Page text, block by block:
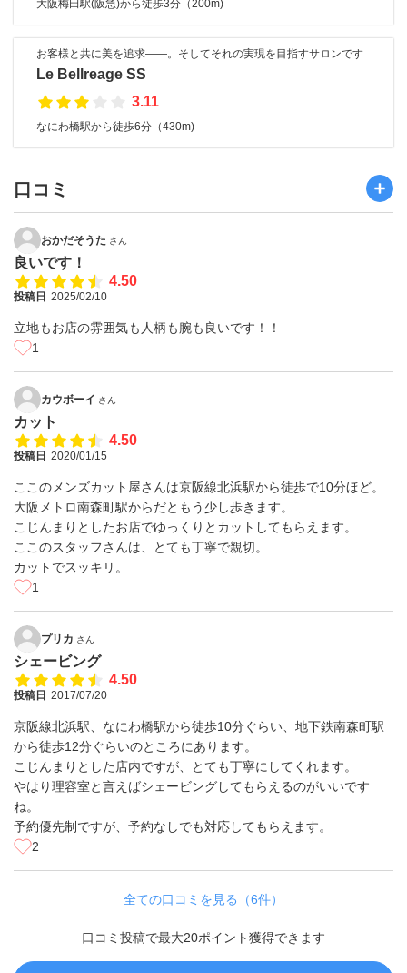
大阪梅田駅(阪急)から徒歩3分（200m)
お客様と共に美を追求――。そしてそれの実現を目指すサロンです
Le Bellreage SS
3.11
なにわ橋駅から徒歩6分（430m)
口コミ
おかだそうた さん
良いです！
4.50
投稿日 2025/02/10
立地もお店の雰囲気も人柄も腕も良いです！！
1
カウボーイ さん
カット
4.50
投稿日 2020/01/15
ここのメンズカット屋さんは京阪線北浜駅から徒歩で10分ほど。
大阪メトロ南森町駅からだともう少し歩きます。
こじんまりとしたお店でゆっくりとカットしてもらえます。
ここのスタッフさんは、とても丁寧で親切。
カットでスッキリ。
1
プリカ さん
シェービング
4.50
投稿日 2017/07/20
京阪線北浜駅、なにわ橋駅から徒歩10分ぐらい、地下鉄南森町駅
から徒歩12分ぐらいのところにあります。
こじんまりとした店内ですが、とても丁寧にしてくれます。
やはり理容室と言えばシェービングしてもらえるのがいいです
ね。
予約優先制ですが、予約なしでも対応してもらえます。
2
全ての口コミを見る（6件）
口コミ投稿で最大20ポイント獲得できます